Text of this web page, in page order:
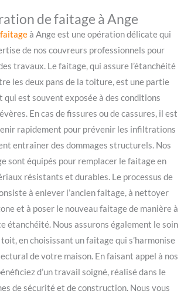
de faitage à Ange
à Ange est une opération délicate qui
de nos couvreurs professionnels pour
travaux. Le faitage, qui assure l’étanchéité
les deux pans de la toiture, est une partie
qui est souvent exposée à des conditions
En cas de fissures ou de cassures, il est
rapidement pour prévenir les infiltrations
entraîner des dommages structurels. Nos
sont équipés pour remplacer le faitage en
résistants et durables. Le processus de
à enlever l’ancien faitage, à nettoyer
et à poser le nouveau faitage de manière à
étanchéité. Nous assurons également le soin
en choisissant un faitage qui s’harmonise
de votre maison. En faisant appel à nos
d’un travail soigné, réalisé dans le
de sécurité et de construction. Nous vous